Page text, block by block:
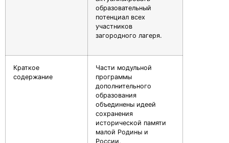
образовательный
потенциал всех
участников
загородного лагеря.
Краткое
содержание
Части модульной
программы
дополнительного
образования
объединены идеей
сохранения
исторической памяти
малой Родины и
России,